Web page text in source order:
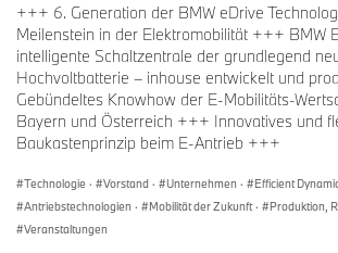
+++ 6. Generation der BMW eDrive
Meilenstein in der Elektromobilität +++ BMW
intelligente Schaltzentrale der grundlegend
Hochvoltbatterie – inhouse entwickelt und
Gebündeltes Knowhow der E-Mobilitäts-
Bayern und Österreich +++ Innovatives und
Baukastenprinzip beim E-Antrieb +++
Technologie · Vorstand · Unternehmen · Efficient
Antriebstechnologien · Mobilität der Zukunft · Produktion,
Veranstaltungen